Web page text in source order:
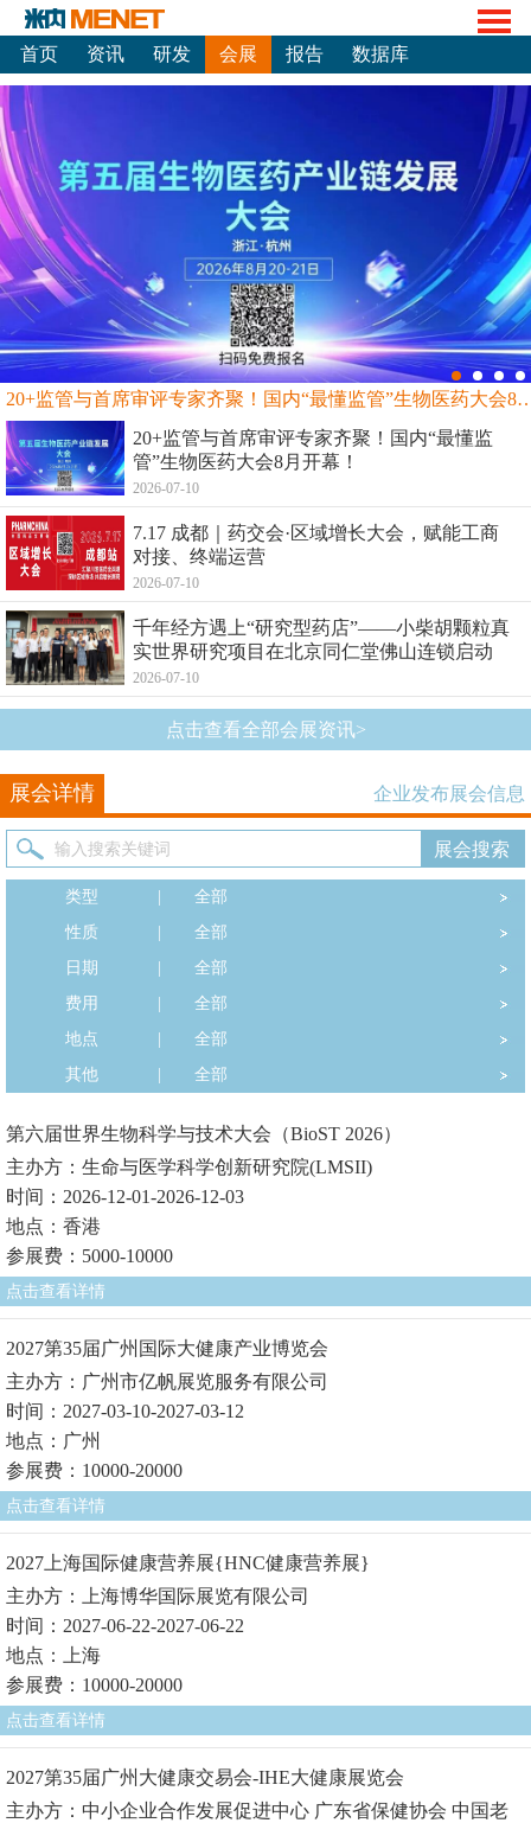
首页 资讯 研发 会展 报告 数据库
20+监管与首席审评专家齐聚！国内“最
20+监管与首席审评专家齐聚！国内“最懂监
管”生物医药大会8月开幕！
2026-07-10
7.17 成都｜药交会·区域增长大会，赋能工商
对接、终端运营
2026-07-10
千年经方遇上“研究型药店”——小柴胡颗粒真
实世界研究项目在北京同仁堂佛山连锁启动
2026-07-10
点击查看全部会展资讯>
展会详情 企业发布展会信息
类型
全部
性质
全部
日期
全部
费用
全部
地点
全部
其他
全部
第六届世界生物科学与技术大会（BioST 2026）
主办方：生命与医学科学创新研究院(LMSII)
时间：2026-12-01-2026-12-03
地点：香港
参展费：5000-10000
点击查看详情
2027第35届广州国际大健康产业博览会
主办方：广州市亿帆展览服务有限公司
时间：2027-03-10-2027-03-12
地点：广州
参展费：10000-20000
点击查看详情
2027上海国际健康营养展{HNC健康营养展}
主办方：上海博华国际展览有限公司
时间：2027-06-22-2027-06-22
地点：上海
参展费：10000-20000
点击查看详情
2027第35届广州大健康交易会-IHE大健康展览会
主办方：中小企业合作发展促进中心 广东省保健协会 中国老